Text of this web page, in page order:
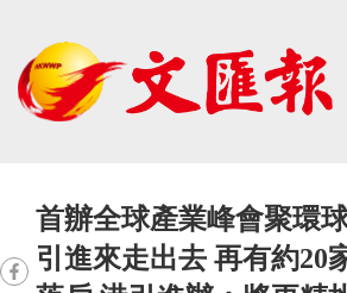
首辦全球產業峰會聚環
引進來走出去 再有約20